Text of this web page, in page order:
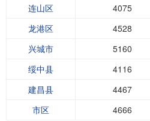
连山区 4075
龙港区 4528
兴城市 5160
绥中县 4116
建昌县 4467
市区 4666